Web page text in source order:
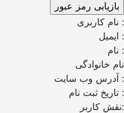
نام کاربری :
ایمیل :
نام :
نام خانوادگی
آدرس وب سایت :
تاریخ ثبت نام :
نقش کاربر: